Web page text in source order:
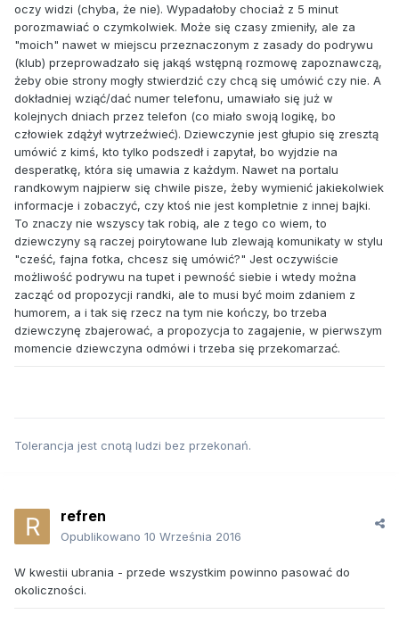
oczy widzi (chyba, że nie). Wypadałoby chociaż z 5 minut
porozmawiać o czymkolwiek. Może się czasy zmieniły, ale za
"moich" nawet w miejscu przeznaczonym z zasady do podrywu
(klub) przeprowadzało się jakąś wstępną rozmowę zapoznawczą,
żeby obie strony mogły stwierdzić czy chcą się umówić czy nie. A
dokładniej wziąć/dać numer telefonu, umawiało się już w
kolejnych dniach przez telefon (co miało swoją logikę, bo
człowiek zdążył wytrzeźwieć). Dziewczynie jest głupio się zresztą
umówić z kimś, kto tylko podszedł i zapytał, bo wyjdzie na
desperatkę, która się umawia z każdym. Nawet na portalu
randkowym najpierw się chwile pisze, żeby wymienić jakiekolwiek
informacje i zobaczyć, czy ktoś nie jest kompletnie z innej bajki.
To znaczy nie wszyscy tak robią, ale z tego co wiem, to
dziewczyny są raczej poirytowane lub zlewają komunikaty w stylu
"cześć, fajna fotka, chcesz się umówić?" Jest oczywiście
możliwość podrywu na tupet i pewność siebie i wtedy można
zacząć od propozycji randki, ale to musi być moim zdaniem z
humorem, a i tak się rzecz na tym nie kończy, bo trzeba
dziewczynę zbajerować, a propozycja to zagajenie, w pierwszym
momencie dziewczyna odmówi i trzeba się przekomarzać.
Tolerancja jest cnotą ludzi bez przekonań.
refren
Opublikowano 10 Września 2016
W kwestii ubrania - przede wszystkim powinno pasować do
okoliczności.